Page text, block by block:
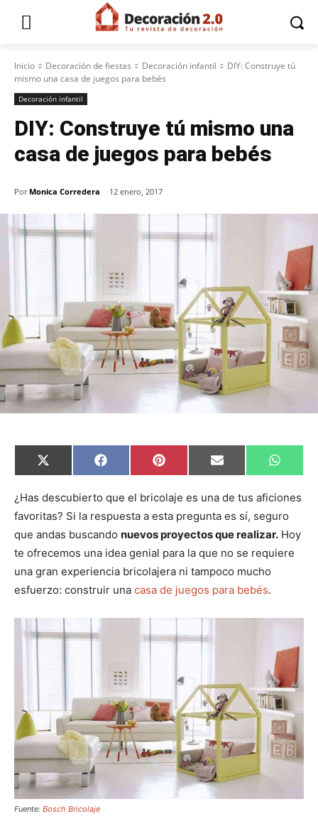
Inicio Decoración de fiestas Decoración infantil
DIY: Construye tú
mismo una casa de juegos para bebés
Decoración infantil
DIY: Construye tú mismo una
casa de juegos para bebés
Por Monica Corredera 12 enero, 2017
C
o
p
r
i
r
e
n
X
(
w
t
t
e
r
)
C
o
p
a
r
i
r
e
n
F
a
e
b
o
o
k
C
o
p
r
i
r
e
n
P
i
t
r
e
s
t
C
o
p
r
i
r
e
n
E
m
i
C
o
p
r
t
i
r
e
W
h
t
A
p
p
¿Has descubierto que el bricolaje es una de tus aficiones
favoritas? Si la respuesta a esta pregunta es sí, seguro
que andas buscando nuevos proyectos que realizar. Hoy
te ofrecemos una idea genial para la que no se requiere
una gran experiencia bricolajera ni tampoco mucho
esfuerzo: construir una casa de juegos para bebés.
Fuente: Bosch Bricolaje